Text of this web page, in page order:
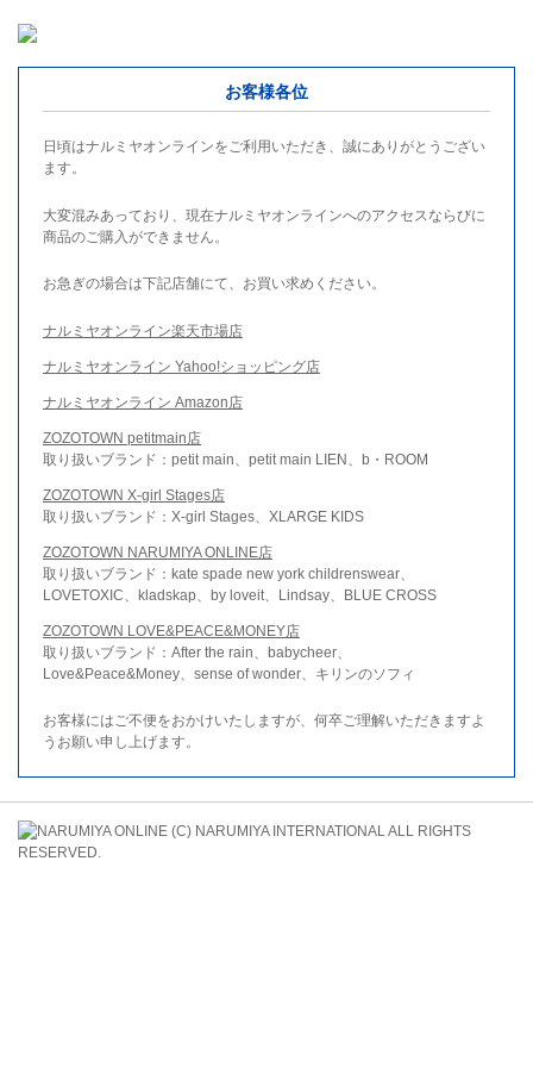
お客様各位
日頃はナルミヤオンラインをご利用いただき、誠にありがとうござい
ます。
大変混みあっており、現在ナルミヤオンラインへのアクセスならびに
商品のご購入ができません。
お急ぎの場合は下記店舗にて、お買い求めください。
ナルミヤオンライン楽天市場店
ナルミヤオンライン Yahoo!ショッピング店
ナルミヤオンライン Amazon店
ZOZOTOWN petitmain店
取り扱いブランド：petit main、petit main LIEN、b・ROOM
ZOZOTOWN X-girl Stages店
取り扱いブランド：X-girl Stages、XLARGE KIDS
ZOZOTOWN NARUMIYA ONLINE店
取り扱いブランド：kate spade new york childrenswear、
LOVETOXIC、kladskap、by loveit、Lindsay、BLUE CROSS
ZOZOTOWN LOVE&PEACE&MONEY店
取り扱いブランド：After the rain、babycheer、
Love&Peace&Money、sense of wonder、キリンのソフィ
お客様にはご不便をおかけいたしますが、何卒ご理解いただきますよ
うお願い申し上げます。